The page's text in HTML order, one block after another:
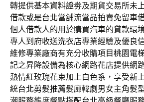
轉提供基本資料證劵及期貨交易所未
借款或是台北當舖流當品拍賣免留車
個人借款人的用於購買汽車的貸款環
專人到府收送洗衣店專業經驗及優良
維修專業廠商有充分收購項目桃園電
記之昇降設備為核心網路花店提供網
熱情紅玫瑰花束加上白色系，享受新
統台北剪髮推薦髮廊韓劇男女主角髮